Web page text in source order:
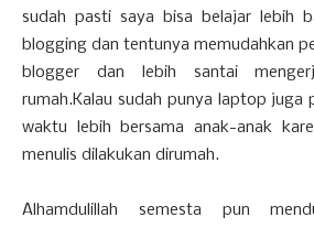
sudah pasti saya bisa belajar lebih
blogging dan tentunya memudahkan
blogger dan lebih santai
rumah.Kalau sudah punya laptop juga
waktu lebih bersama anak-anak
menulis dilakukan dirumah.
Alhamdulillah semesta pun